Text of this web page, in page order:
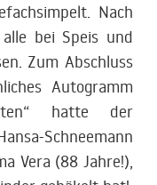
Nach
bei Speis und
Zum Abschluss
Autogramm
hatte der
Schneemann
Vera (88 Jahre!),